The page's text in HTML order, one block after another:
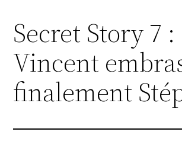
Secret Story 7 :
Vincent
finalement